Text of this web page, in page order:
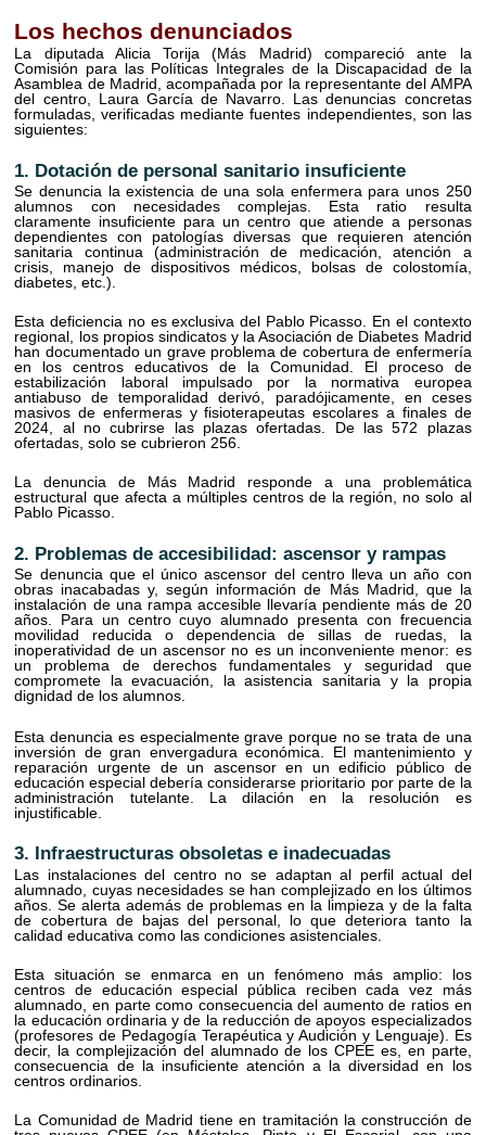
Los hechos denunciados
La diputada Alicia Torija (Más Madrid) compareció ante la
Comisión para las Políticas Integrales de la Discapacidad de la
Asamblea de Madrid, acompañada por la representante del AMPA
del centro, Laura García de Navarro. Las denuncias concretas
formuladas, verificadas mediante fuentes independientes, son las
siguientes:
1. Dotación de personal sanitario insuficiente
Se denuncia la existencia de una sola enfermera para unos 250
alumnos con necesidades complejas. Esta ratio resulta
claramente insuficiente para un centro que atiende a personas
dependientes con patologías diversas que requieren atención
sanitaria continua (administración de medicación, atención a
crisis, manejo de dispositivos médicos, bolsas de colostomía,
diabetes, etc.).
Esta deficiencia no es exclusiva del Pablo Picasso. En el contexto
regional, los propios sindicatos y la Asociación de Diabetes Madrid
han documentado un grave problema de cobertura de enfermería
en los centros educativos de la Comunidad. El proceso de
estabilización laboral impulsado por la normativa europea
antiabuso de temporalidad derivó, paradójicamente, en ceses
masivos de enfermeras y fisioterapeutas escolares a finales de
2024, al no cubrirse las plazas ofertadas. De las 572 plazas
ofertadas, solo se cubrieron 256.
La denuncia de Más Madrid responde a una problemática
estructural que afecta a múltiples centros de la región, no solo al
Pablo Picasso.
2. Problemas de accesibilidad: ascensor y rampas
Se denuncia que el único ascensor del centro lleva un año con
obras inacabadas y, según información de Más Madrid, que la
instalación de una rampa accesible llevaría pendiente más de 20
años. Para un centro cuyo alumnado presenta con frecuencia
movilidad reducida o dependencia de sillas de ruedas, la
inoperatividad de un ascensor no es un inconveniente menor: es
un problema de derechos fundamentales y seguridad que
compromete la evacuación, la asistencia sanitaria y la propia
dignidad de los alumnos.
Esta denuncia es especialmente grave porque no se trata de una
inversión de gran envergadura económica. El mantenimiento y
reparación urgente de un ascensor en un edificio público de
educación especial debería considerarse prioritario por parte de la
administración tutelante. La dilación en la resolución es
injustificable.
3. Infraestructuras obsoletas e inadecuadas
Las instalaciones del centro no se adaptan al perfil actual del
alumnado, cuyas necesidades se han complejizado en los últimos
años. Se alerta además de problemas en la limpieza y de la falta
de cobertura de bajas del personal, lo que deteriora tanto la
calidad educativa como las condiciones asistenciales.
Esta situación se enmarca en un fenómeno más amplio: los
centros de educación especial pública reciben cada vez más
alumnado, en parte como consecuencia del aumento de ratios en
la educación ordinaria y de la reducción de apoyos especializados
(profesores de Pedagogía Terapéutica y Audición y Lenguaje). Es
decir, la complejización del alumnado de los CPEE es, en parte,
consecuencia de la insuficiente atención a la diversidad en los
centros ordinarios.
La Comunidad de Madrid tiene en tramitación la construcción de